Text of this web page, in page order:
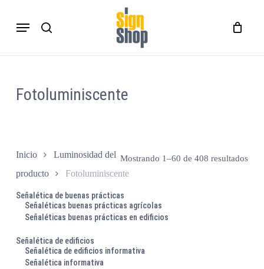
Menu
Carro Close
Cart
Fotoluminiscente
Mostrando 1–60 de 408 resultados
Inicio
Luminosidad del
producto
Fotoluminiscente
Señalética de buenas prácticas
Señaléticas buenas prácticas agrícolas
Señaléticas buenas prácticas en edificios
Señalética de edificios
Señalética de edificios informativa
Señalética informativa